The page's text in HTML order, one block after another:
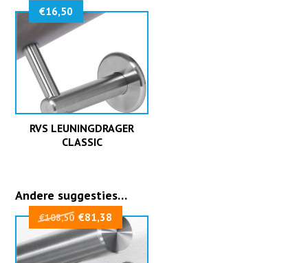
RVS LEUNINGDRAGER
CLASSIC
€16,50
Andere suggesties…
€108,50 Oorspronkelijke
prijs
was:
€108,50.
€81,38 Huidige
prijs
€81,38.